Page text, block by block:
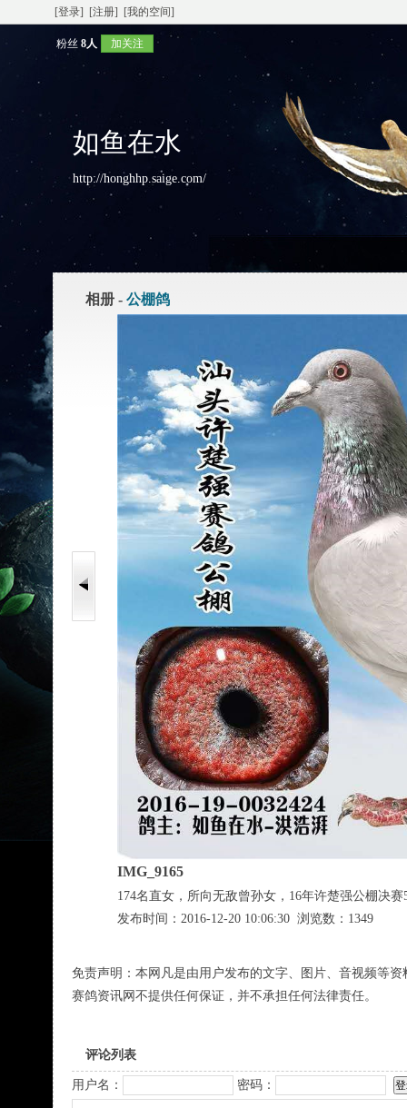
[登录] [注册] [我的空间]
粉丝 8人 加关注
如鱼在水
http://honghhp.saige.com/
相册 - 公棚鸽
IMG_9165
174名直女，所向无敌曾孙女，16年许楚强公棚决
发布时间：2016-12-20 10:06:30 浏览数：1349
免责声明：本网凡是由用户发布的文字、图片、音视频等
赛鸽资讯网不提供任何保证，并不承担任何法律责任。
评论列表
用户名： 密码：